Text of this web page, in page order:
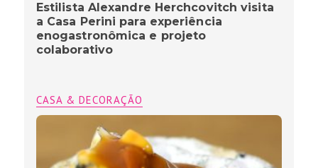
Estilista Alexandre Herchcovitch visita
a Casa Perini para experiência
enogastronômica e projeto
colaborativo
CASA & DECORAÇÃO